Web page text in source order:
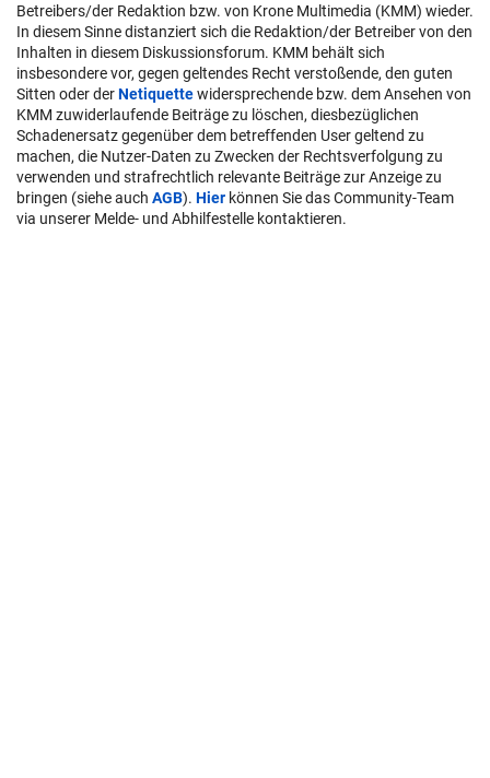
Betreibers/der Redaktion bzw. von Krone Multimedia (KMM) wieder.
In diesem Sinne distanziert sich die Redaktion/der Betreiber von den
Inhalten in diesem Diskussionsforum. KMM behält sich
insbesondere vor, gegen geltendes Recht verstoßende, den guten
Sitten oder derNetiquettewidersprechende bzw. dem Ansehen von
KMM zuwiderlaufende Beiträge zu löschen, diesbezüglichen
Schadenersatz gegenüber dem betreffenden User geltend zu
machen, die Nutzer-Daten zu Zwecken der Rechtsverfolgung zu
verwenden und strafrechtlich relevante Beiträge zur Anzeige zu
bringen (siehe auch AGB). Hier können Sie das Community-Team
via unserer Melde- und Abhilfestelle kontaktieren.